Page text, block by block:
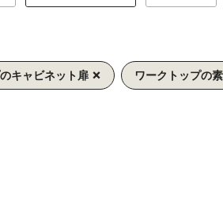
キャビネット扉 ワークトップの